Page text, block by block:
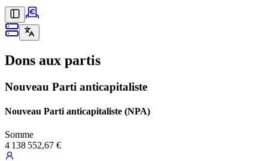
Dons aux partis
Nouveau Parti anticapitaliste
Nouveau Parti anticapitaliste (NPA)
Somme
4 138 552,67 €